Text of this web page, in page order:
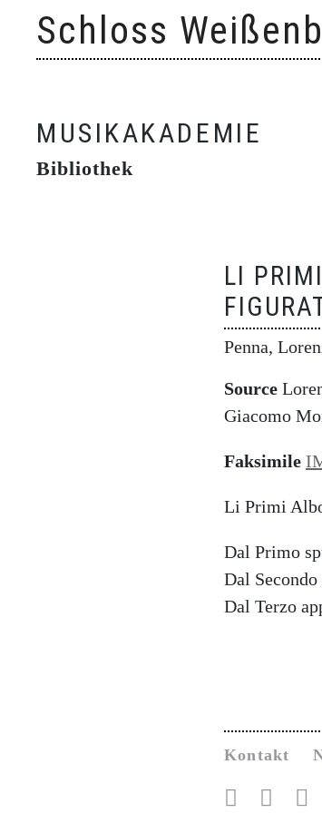
Schloss
MUSIKAKADEMIE
Bibliothek
LI
Penna,
Source
Giacomo
Faksimile
Li Primi
Dal Primo
Dal
Dal Terzo
Kontakt